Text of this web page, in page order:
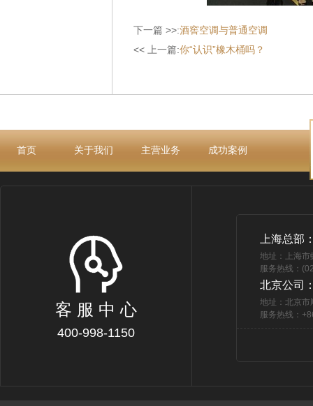
下一篇 >>:酒窖空调与普通空调
<< 上一篇:你“认识”橡木桶吗？
首页 关于我们 主营业务 成功案例
客 服 中 心
400-998-1150
上海总部
地址：上海
服务热线：
北京公司
地址：北京市
服务热线：